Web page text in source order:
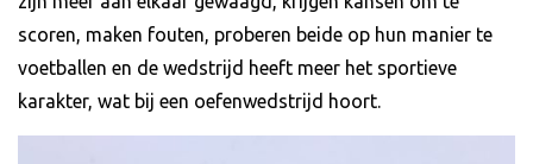
scoren, maken fouten, proberen beide op hun manier te
voetballen en de wedstrijd heeft meer het sportieve
karakter, wat bij een oefenwedstrijd hoort.